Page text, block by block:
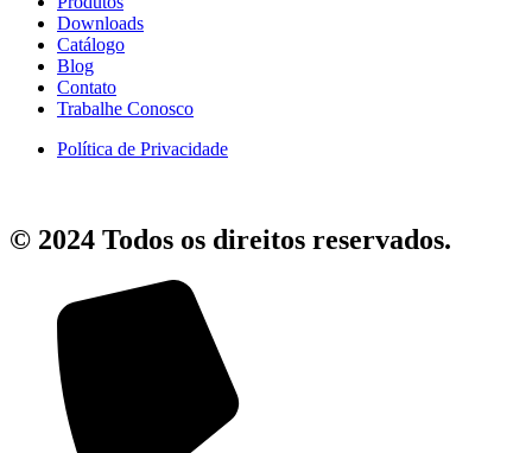
Downloads
Catálogo
Blog
Contato
Trabalhe Conosco
Política de Privacidade
© 2024 Todos os direitos reservados.